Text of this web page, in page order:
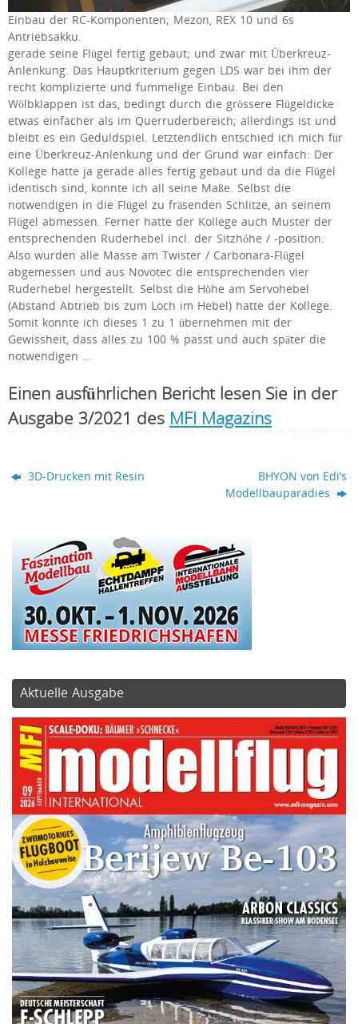
Einbau der RC-Komponenten; Mezon, REX 10 und 6s
Antriebsakku.
gerade seine Flügel fertig gebaut; und zwar mit Überkreuz-
Anlenkung. Das Hauptkriterium gegen LDS war bei ihm der
recht komplizierte und fummelige Einbau. Bei den
Wölbklappen ist das, bedingt durch die grössere Flügeldicke
etwas einfacher als im Querruderbereich; allerdings ist und
bleibt es ein Geduldspiel. Letztendlich entschied ich mich für
eine Überkreuz-Anlenkung und der Grund war einfach: Der
Kollege hatte ja gerade alles fertig gebaut und da die Flügel
identisch sind, konnte ich all seine Maße. Selbst die
notwendigen in die Flügel zu fräsenden Schlitze, an seinem
Flügel abmessen. Ferner hatte der Kollege auch Muster der
entsprechenden Ruderhebel incl. der Sitzhöhe / -position.
Also wurden alle Masse am Twister / Carbonara-Flügel
abgemessen und aus Novotec die entsprechenden vier
Ruderhebel hergestellt. Selbst die Höhe am Servohebel
(Abstand Abtrieb bis zum Loch im Hebel) hatte der Kollege.
Somit konnte ich dieses 1 zu 1 übernehmen mit der
Gewissheit, dass alles zu 100 % passt und auch später die
notwendigen …
Einen ausführlichen Bericht lesen Sie in der
Ausgabe 3/2021 des MFI Magazins
3D-Drucken mit Resin
BHYON von Edi’s
Modellbauparadies
Aktuelle Ausgabe